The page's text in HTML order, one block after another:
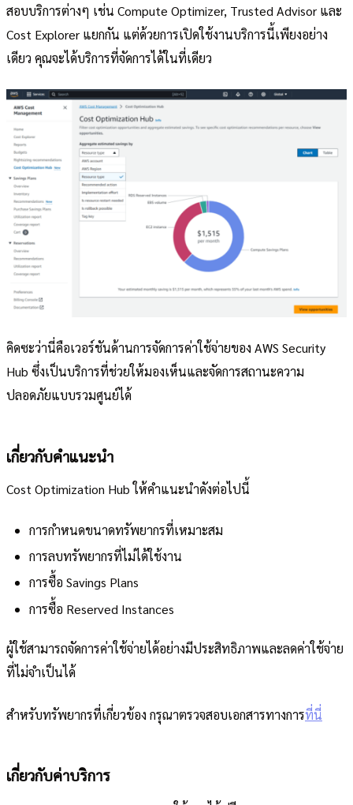
สอบบริการต่างๆ เช่น Compute Optimizer, Trusted Advisor และ
Cost Explorer แยกกัน แต่ด้วยการเปิดใช้งานบริการนี้เพียงอย่าง
เดียว คุณจะได้บริการที่จัดการได้ในที่เดียว
คิดซะว่านี่คือเวอร์ชันด้านการจัดการค่าใช้จ่ายของ AWS Security
Hub ซึ่งเป็นบริการที่ช่วยให้มองเห็นและจัดการสถานะความ
ปลอดภัยแบบรวมศูนย์ได้
เกี่ยวกับคำแนะนำ
Cost Optimization Hub ให้คำแนะนำดังต่อไปนี้
การกำหนดขนาดทรัพยากรที่เหมาะสม
การลบทรัพยากรที่ไม่ได้ใช้งาน
การซื้อ Savings Plans
การซื้อ Reserved Instances
ผู้ใช้สามารถจัดการค่าใช้จ่ายได้อย่างมีประสิทธิภาพและลดค่าใช้จ่าย
ที่ไม่จำเป็นได้
สำหรับทรัพยากรที่เกี่ยวข้อง กรุณาตรวจสอบเอกสารทางการที่นี่
เกี่ยวกับค่าบริการ